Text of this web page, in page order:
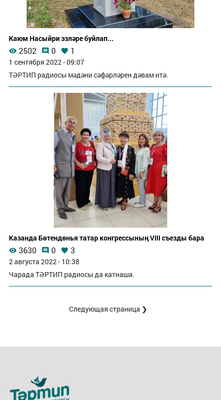
Каюм Насыйри эзләре буйлап...
2502 0 1
1 сентября 2022 - 09:07
ТӘРТИП радиосы мәдәни сәфәрләрен дәвам итә.
Казанда Бөтендөнья татар конгрессының VIII съезды бара
3630 0 3
2 августа 2022 - 10:38
Чарада ТӘРТИП радиосы да катнаша.
Следующая страница ❯